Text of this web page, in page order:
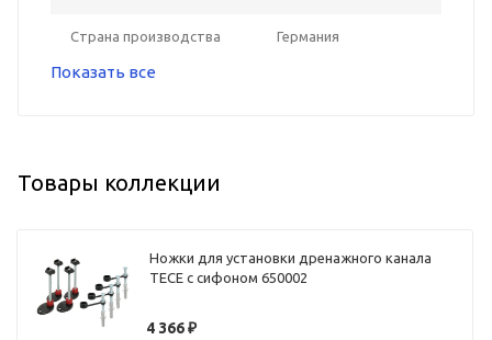
Страна производства Германия
Показать все
Товары коллекции
Ножки для установки дренажного канала
TECE с сифоном 650002
4 366₽